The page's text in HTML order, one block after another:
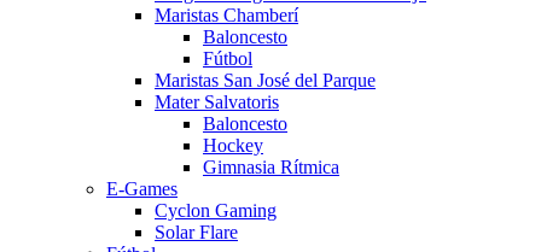
Maristas Chamberí
Baloncesto
Fútbol
Maristas San José del Parque
Mater Salvatoris
Baloncesto
Hockey
Gimnasia Rítmica
E-Games
Cyclon Gaming
Solar Flare